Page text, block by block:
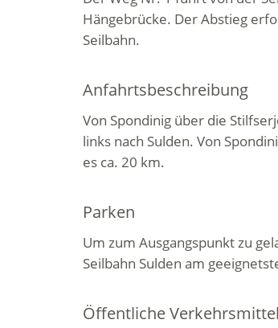
Hängebrücke. Der Abstieg
Seilbahn.
Anfahrtsbeschreibung
Von Spondinig über die
links nach Sulden. Von
es ca. 20 km.
Parken
Um zum Ausgangspunkt zu
Seilbahn Sulden am
Öffentliche Verkehrsmittel